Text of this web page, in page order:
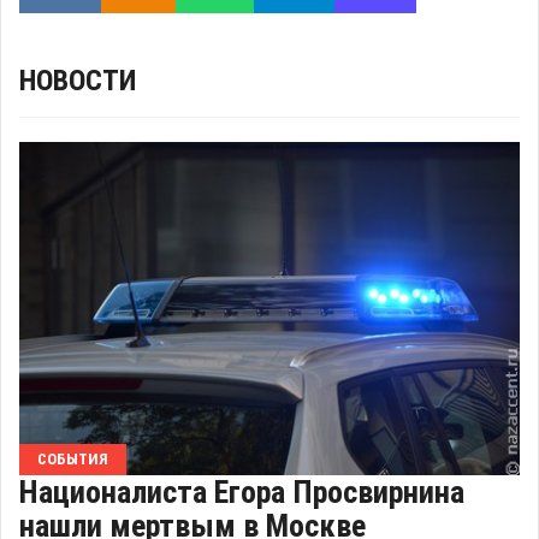
НОВОСТИ
СОБЫТИЯ
Националиста Егора Просвирнина
нашли мертвым в Москве